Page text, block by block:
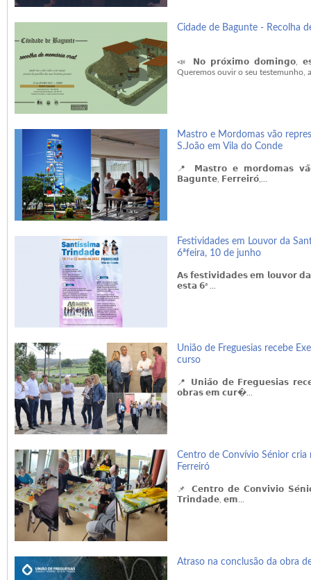
Cidade de Bagunte - Recolha
📣 𝗡𝗼 𝗽𝗿𝗼́𝘅𝗶𝗺𝗼 𝗱𝗼𝗺𝗶𝗻𝗴𝗼,
Queremos ouvir o seu testemunho,
Mastro e Mordomas vão
S.João em Vila do Conde
📍 𝗠𝗮𝘀𝘁𝗿𝗼 𝗲 𝗺𝗼𝗿𝗱𝗼𝗺𝗮𝘀
𝗕𝗮𝗴𝘂𝗻𝘁𝗲, 𝗙𝗲𝗿𝗿𝗲𝗶𝗿𝗼́,...
Festividades em Louvor da
6ªfeira, 10 de junho
𝗔𝘀 𝗳𝗲𝘀𝘁𝗶𝘃𝗶𝗱𝗮𝗱𝗲𝘀 𝗲𝗺 𝗹𝗼𝘂𝘃𝗼𝗿
𝗲𝘀𝘁𝗮 𝟲ª ...
União de Freguesias recebe
curso
📍 𝗨𝗻𝗶𝗮̃𝗼 𝗱𝗲 𝗙𝗿𝗲𝗴𝘂𝗲𝘀𝗶𝗮𝘀
𝗼𝗯𝗿𝗮𝘀 𝗲𝗺 𝗰𝘂𝗿�...
Centro de Convívio Sénior cria
Ferreiró
📌 𝗖𝗲𝗻𝘁𝗿𝗼 𝗱𝗲 𝗖𝗼𝗻𝘃𝗶́𝘃𝗶𝗼
𝗧𝗿𝗶𝗻𝗱𝗮𝗱𝗲, 𝗲𝗺...
Atraso na conclusão da obra